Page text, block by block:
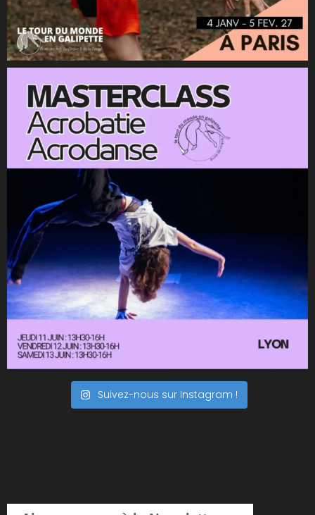
Suivez-nous sur Instagram !